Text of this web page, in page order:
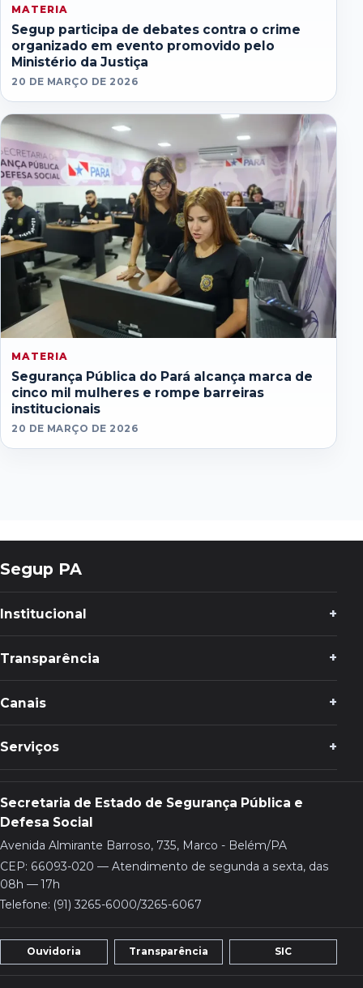
MATERIA
Segup participa de debates contra o crime
organizado em evento promovido pelo
Ministério da Justiça
20 DE MARÇO DE 2026
MATERIA
Segurança Pública do Pará alcança marca de
cinco mil mulheres e rompe barreiras
institucionais
20 DE MARÇO DE 2026
Segup PA
Institucional
Transparência
Canais
Serviços
Secretaria de Estado de Segurança Pública e
Defesa Social
Avenida Almirante Barroso, 735, Marco - Belém/PA
CEP: 66093-020 — Atendimento de segunda a sexta, das
08h — 17h
Telefone: (91) 3265-6000/3265-6067
Ouvidoria Transparência SIC